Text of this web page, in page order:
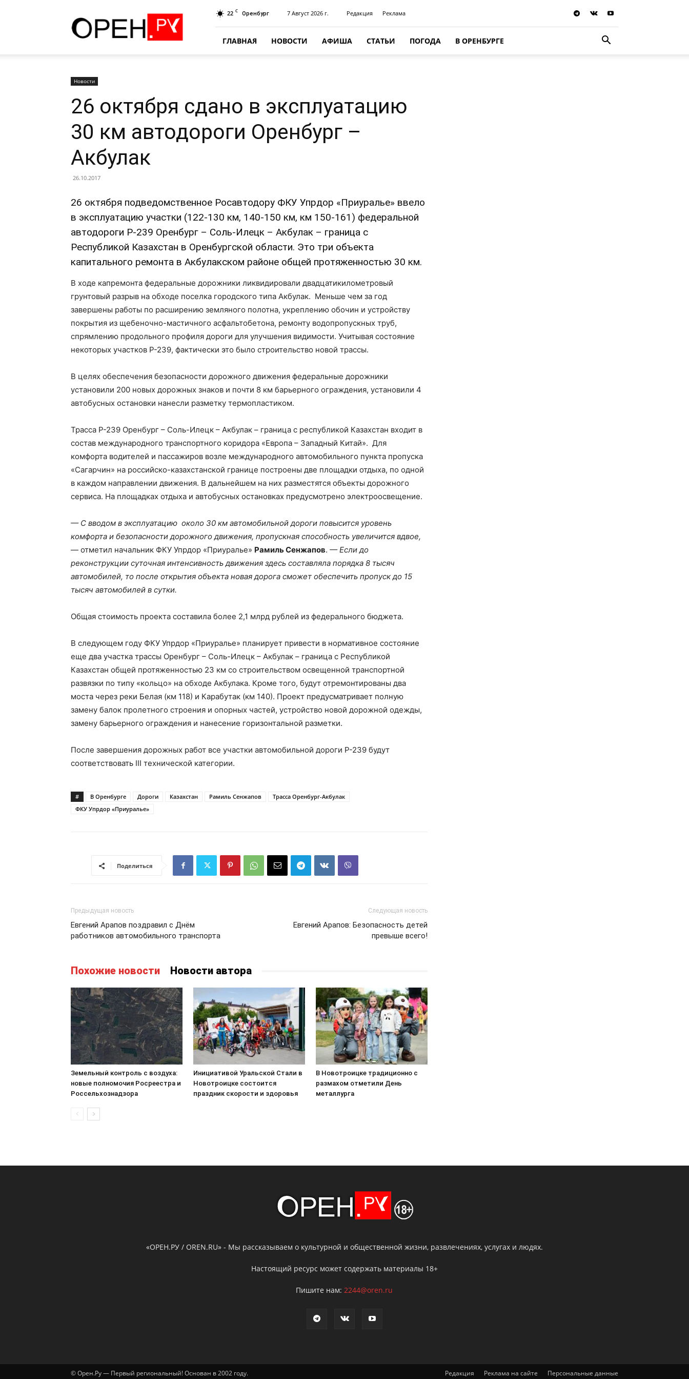
22 C Оренбург 7 Август 2026 г. Редакция Реклама
ГЛАВНАЯ НОВОСТИ АФИША СТАТЬИ ПОГОДА В ОРЕНБУРГЕ
Новости
26 октября сдано в эксплуатацию
30 км автодороги Оренбург –
Акбулак
26.10.2017
26 октября подведомственное Росавтодору ФКУ Упрдор «Приуралье» ввело
в эксплуатацию участки (122-130 км, 140-150 км, км 150-161) федеральной
автодороги Р-239 Оренбург – Соль-Илецк – Акбулак – граница с
Республикой Казахстан в Оренбургской области. Это три объекта
капитального ремонта в Акбулакском районе общей протяженностью 30 км.
В ходе капремонта федеральные дорожники ликвидировали двадцатикилометровый
грунтовый разрыв на обходе поселка городского типа Акбулак. Меньше чем за год
завершены работы по расширению земляного полотна, укреплению обочин и устройству
покрытия из щебеночно-мастичного асфальтобетона, ремонту водопропускных труб,
спрямлению продольного профиля дороги для улучшения видимости. Учитывая состояние
некоторых участков Р-239, фактически это было строительство новой трассы.
В целях обеспечения безопасности дорожного движения федеральные дорожники
установили 200 новых дорожных знаков и почти 8 км барьерного ограждения, установили 4
автобусных остановки нанесли разметку термопластиком.
Трасса Р-239 Оренбург – Соль-Илецк – Акбулак – граница с республикой Казахстан входит в
состав международного транспортного коридора «Европа – Западный Китай». Для
комфорта водителей и пассажиров возле международного автомобильного пункта пропуска
«Сагарчин» на российско-казахстанской границе построены две площадки отдыха, по одной
в каждом направлении движения. В дальнейшем на них разместятся объекты дорожного
сервиса. На площадках отдыха и автобусных остановках предусмотрено электроосвещение.
— С вводом в эксплуатацию около 30 км автомобильной дороги повысится уровень
комфорта и безопасности дорожного движения, пропускная способность увеличится вдвое,
— отметил начальник ФКУ Упрдор «Приуралье» Рамиль Сенжапов. — Если до
реконструкции суточная интенсивность движения здесь составляла порядка 8 тысяч
автомобилей, то после открытия объекта новая дорога сможет обеспечить пропуск до 15
тысяч автомобилей в сутки.
Общая стоимость проекта составила более 2,1 млрд рублей из федерального бюджета.
В следующем году ФКУ Упрдор «Приуралье» планирует привести в нормативное состояние
еще два участка трассы Оренбург – Соль-Илецк – Акбулак – граница с Республикой
Казахстан общей протяженностью 23 км со строительством освещенной транспортной
развязки по типу «кольцо» на обходе Акбулака. Кроме того, будут отремонтированы два
моста через реки Белая (км 118) и Карабутак (км 140). Проект предусматривает полную
замену балок пролетного строения и опорных частей, устройство новой дорожной одежды,
замену барьерного ограждения и нанесение горизонтальной разметки.
После завершения дорожных работ все участки автомобильной дороги Р-239 будут
соответствовать III технической категории.
# В Оренбурге Дороги Казахстан Рамиль Сенжапов
Трасса Оренбург-Акбулак
ФКУ Упрдор «Приуралье»
Поделиться
Предыдущая новость
Евгений Арапов поздравил с Днём
работников автомобильного транспорта
Следующая новость
Евгений Арапов: Безопасность детей
превыше всего!
Похожие новости Новости автора
Земельный контроль с воздуха:
новые полномочия Росреестра и
Россельхознадзора
Инициативой Уральской Стали в
Новотроицке состоится
праздник скорости и здоровья
В Новотроицке традиционно с
размахом отметили День
металлурга
«ОРЕН.РУ / OREN.RU» - Мы рассказываем о культурной и общественной жизни, развлечениях, услугах и людях.
Настоящий ресурс может содержать материалы 18+
Пишите нам:2244@oren.ru
Редакция Реклама на сайте Персональные данные
© Орен.Ру — Первый региональный! Основан в 2002 году.